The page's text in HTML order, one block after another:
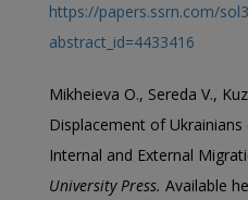
https://papers.ssrn.com/
abstract_id=4433416
Mikheieva O., Sereda V.,
Displacement of
Internal and External
University Press. Available